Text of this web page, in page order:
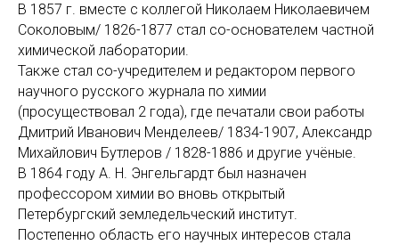
В 1857 г. вместе с коллегой Николаем Николаевичем
Соколовым/ 1826-1877 стал со-основателем частной
химической лаборатории.
Также стал со-учредителем и редактором первого
научного русского журнала по химии
(просуществовал 2 года), где печатали свои работы
Дмитрий Иванович Менделеев/ 1834-1907, Александр
Михайлович Бутлеров / 1828-1886 и другие учёные.
В 1864 году А. Н. Энгельгардт был назначен
профессором химии во вновь открытый
Петербургский земледельческий институт.
Постепенно область его научных интересов стала